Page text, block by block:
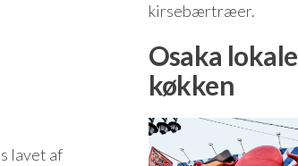
lavet af
kirsebærtræer.
Osaka lokale
køkken